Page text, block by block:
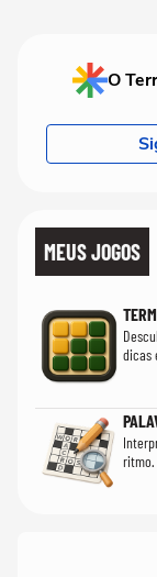
O
MEUS JOGOS
dicas
ritmo.